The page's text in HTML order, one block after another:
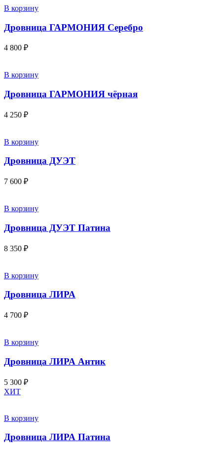
В корзину
Дровница ГАРМОНИЯ Серебро
4 800 ₽
В корзину
Дровница ГАРМОНИЯ чёрная
4 250 ₽
В корзину
Дровница ДУЭТ
7 600 ₽
В корзину
Дровница ДУЭТ Патина
8 350 ₽
В корзину
Дровница ЛИРА
4 700 ₽
В корзину
Дровница ЛИРА Антик
5 300 ₽
ХИТ
В корзину
Дровница ЛИРА Патина